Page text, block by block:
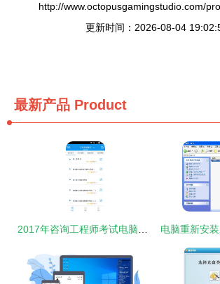
http://www.octopusgamingstudio.com/
更新时间：2026-08-04
最新产品 Product